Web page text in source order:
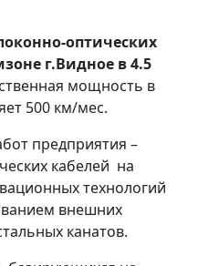
оптических
г.Видное в 4.5
мощность в
500 км/мес.
предприятия –
кабелей на
технологий
внешних
канатов.